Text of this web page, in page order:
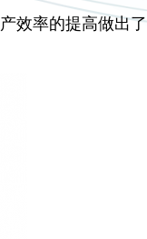
效率的提高做出